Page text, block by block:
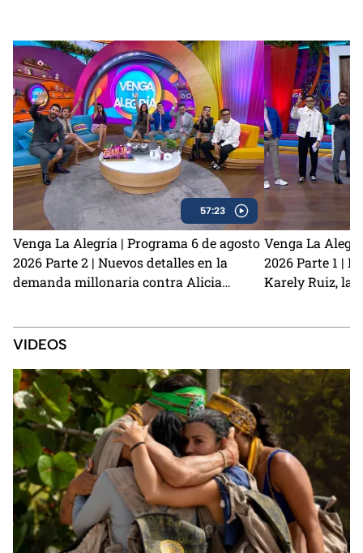
57:23
Venga La Alegría | Programa 6 de agosto
2026 Parte 2 | Nuevos detalles en la
demanda millonaria contra Alicia
2
Venga La
2026 Parte 1 |
Karely Ruiz, la
VIDEOS